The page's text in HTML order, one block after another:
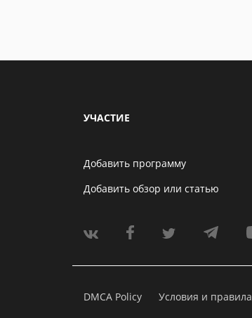
УЧАСТИЕ
Добавить программу
Добавить обзор или статью
DMCA Policy Условия и правила